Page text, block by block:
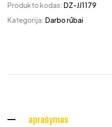
Produkto kodas: DZ-JJ1179
Kategorija: Darbo rūbai
aprašymas